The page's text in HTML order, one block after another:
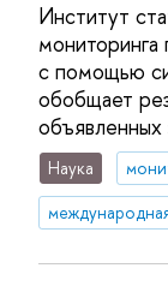
Институт
мониторинга
с помощью
обобщает
объявленных
Наука